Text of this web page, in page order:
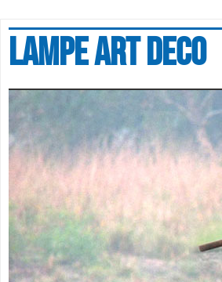
Lampe art deco